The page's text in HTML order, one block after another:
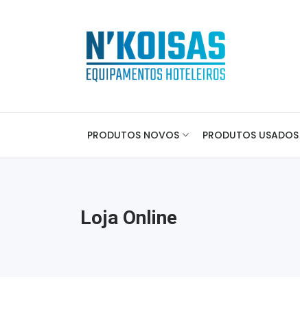
PRODUTOS NOVOS PRODUTOS USADOS
Loja Online